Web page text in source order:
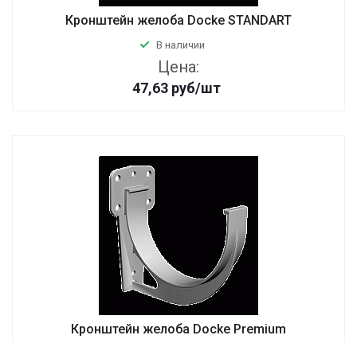
Кронштейн желоба Docke STANDART
В наличии
Цена:
47,63 руб/шт
Кронштейн желоба Docke Premium